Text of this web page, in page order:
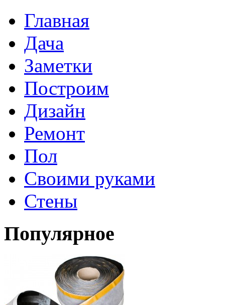
Главная
Дача
Заметки
Построим
Дизайн
Ремонт
Пол
Своими руками
Стены
Популярное